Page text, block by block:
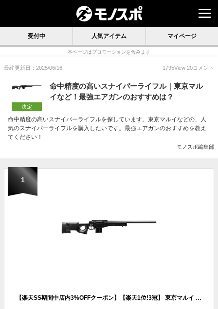
受付中 人気アイテム マイページ
本ページはプロモーションを含みます
最終更新日：2025/06/16 1795View 20コメント
決定
命中精度の高いスナイパーライフル｜東京マル
イなど！最強エアガンのおすすめは？
命中精度の高いスナイパーライフルを探しています。東京マルイなどの、人
気のスナイパーライフルを購入したいです。最強エアガンのおすすめを教え
てください！
モノスポ編集部
1
【楽天SS期間中店内3%OFFクーポン】【楽天1位!3冠】 東京マルイ ボルトアクションライフル L96 AWS BK エアーコッキング ブラック エアガン 18歳以上 スナイパーライフル イギリス軍